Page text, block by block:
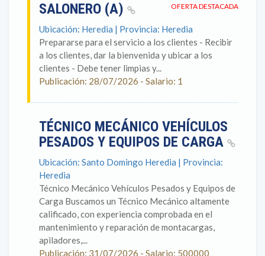
OFERTA DESTACADA
SALONERO (A)
Ubicación: Heredia | Provincia: Heredia
Prepararse para el servicio a los clientes - Recibir
a los clientes, dar la bienvenida y ubicar a los
clientes - Debe tener limpias y...
Publicación: 28/07/2026 - Salario: 1
TÉCNICO MECÁNICO VEHÍCULOS
PESADOS Y EQUIPOS DE CARGA
Ubicación: Santo Domingo Heredia | Provincia:
Heredia
Técnico Mecánico Vehículos Pesados y Equipos de
Carga Buscamos un Técnico Mecánico altamente
calificado, con experiencia comprobada en el
mantenimiento y reparación de montacargas,
apiladores,...
Publicación: 31/07/2026 - Salario: 500000